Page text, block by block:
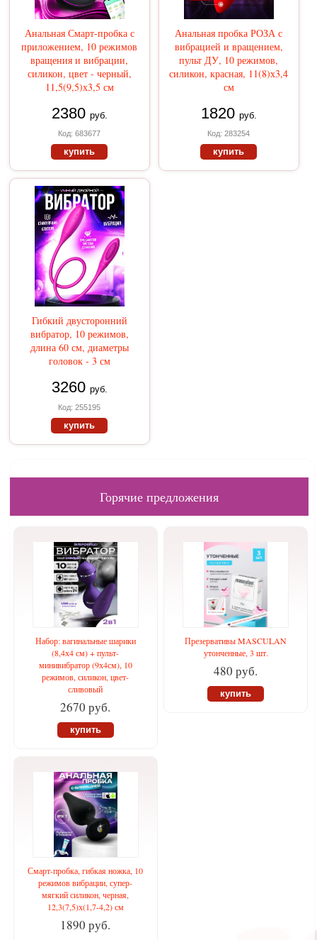
Анальная Смарт-пробка с
приложением, 10 режимов
вращения и вибрации,
силикон, цвет - черный,
11,5(9,5)х3,5 см
2380 руб.
Код: 683677
купить
Анальная пробка РОЗА с
вибрацией и вращением,
пульт ДУ, 10 режимов,
силикон, красная, 11(8)х3,4
см
1820 руб.
Код: 283254
купить
Гибкий двусторонний
вибратор, 10 режимов,
длина 60 см, диаметры
головок - 3 см
3260 руб.
Код: 255195
купить
Горячие предложения
Набор: вагинальные шарики
(8,4х4 см) + пульт-
минивибратор (9х4см), 10
режимов, силикон, цвет-
сливовый
2670 руб.
купить
Презервативы MASCULAN
утонченные, 3 шт.
480 руб.
купить
Смарт-пробка, гибкая ножка, 10
режимов вибрации, супер-
мягкий силикон, черная,
12,3(7,5)х(1,7-4,2) см
1890 руб.